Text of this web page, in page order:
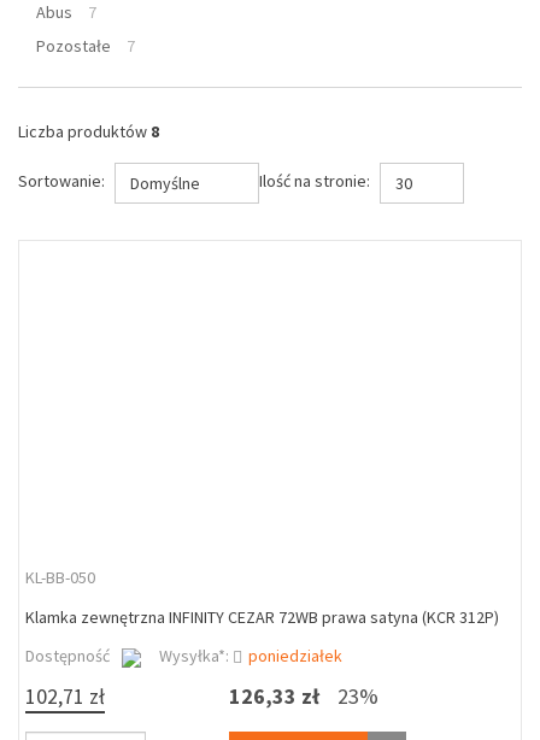
Abus
7
Pozostałe
7
Liczba produktów 8
Sortowanie: Domyślne Ilość na stronie: 30
KL-BB-050
Klamka zewnętrzna INFINITY CEZAR 72WB prawa satyna (KCR 312P)
Dostępność
Wysyłka*: poniedziałek
102,71 zł 126,33 zł 23%